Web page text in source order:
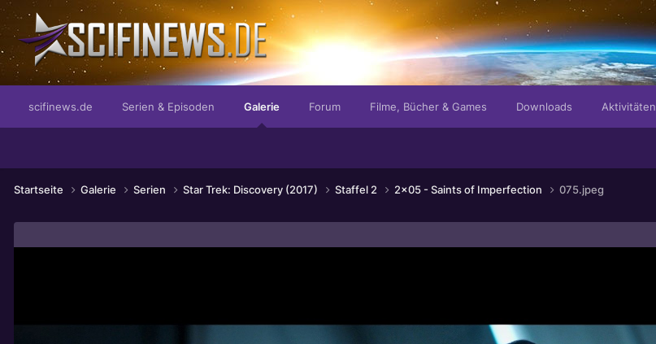
scifinews.de Serien & Episoden Galerie Forum Filme, Bücher & Games Downloads Aktivitäten
Startseite Galerie Serien Star Trek: Discovery (2017) Staffel 2 2x05 - Saints of Imperfection 075.jpeg